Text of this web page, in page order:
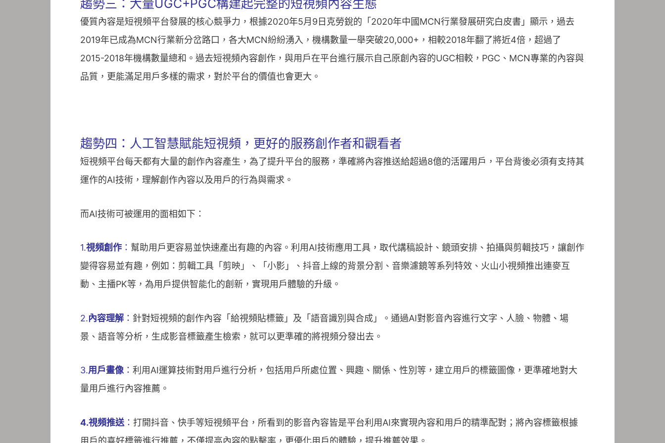
趨勢三：大量UGC+PGC構建起完整的短視頻內容生態
優質內容是短視頻平台發展的核心競爭力，根據2020年5月9日克勞銳的「2020年中國MCN行業發展研究白皮書」顯示，過去
2019年已成為MCN行業新分岔路口，各大MCN紛紛湧入，機構數量一舉突破20,000+，相較2018年翻了將近4倍，超過了
2015-2018年機構數量總和。過去短視頻內容創作，與用戶在平台進行展示自己原創內容的UGC相較，PGC、MCN專業的內容與
品質，更能滿足用戶多樣的需求，對於平台的價值也會更大。
趨勢四：人工智慧賦能短視頻，更好的服務創作者和觀看者
短視頻平台每天都有大量的創作內容產生，為了提升平台的服務，準確將內容推送給超過8億的活躍用戶，平台背後必須有支持其
運作的AI技術，理解創作內容以及用戶的行為與需求。
而AI技術可被運用的面相如下：
1.視頻創作 ： 幫助用戶更容易並快速產出有趣的內容。利用AI技術應用工具，取代講稿設計、鏡頭安排、拍攝與剪輯技巧，讓創作
變得容易並有趣，例如：剪輯工具「剪映」、「小影」、抖音上線的背景分割、音樂濾鏡等系列特效、火山小視頻推出連麥互
動、主播PK等，為用戶提供智能化的創新，實現用戶體驗的升級。
2.內容理解 ： 針對短視頻的創作內容「給視頻貼標籤」及「語音識別與合成」。通過AI對影音內容進行文字、人臉、物體、場
景、語音等分析，生成影音標籤產生檢索，就可以更準確的將視頻分發出去。
3.用戶畫像： 利用AI運算技術對用戶進行分析，包括用戶所處位置、興趣、關係、性別等，建立用戶的標籤圖像，更準確地對大
量用戶進行內容推薦。
4.視頻推送 ： 打開抖音、快手等短視頻平台，所看到的影音內容皆是平台利用AI來實現內容和用戶的精準配對；將內容標籤根據
用戶的喜好標籤進行推薦，不僅提高內容的點擊率，更優化用戶的體驗，提升推薦效果。